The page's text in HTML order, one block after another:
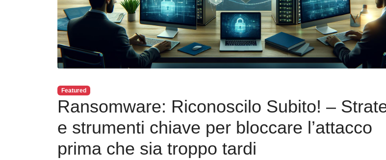
Featured
Ransomware: Riconoscilo Subito! –
e strumenti chiave per bloccare l’attacco
prima che sia troppo tardi